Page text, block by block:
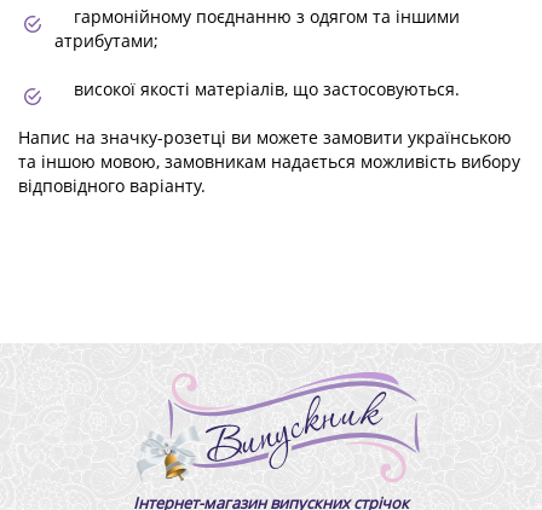
гармонійному поєднанню з одягом та іншими
атрибутами;
високої якості матеріалів, що застосовуються.
Напис на значку-розетці ви можете замовити українською
та іншою мовою, замовникам надається можливість вибору
відповідного варіанту.
Інтернет-магазин випускних стрічок